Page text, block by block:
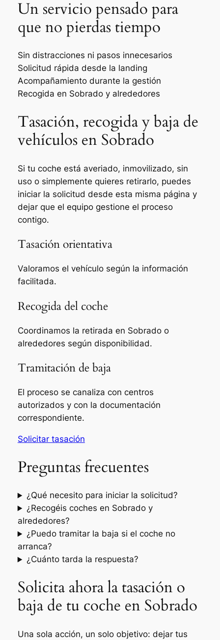
Un servicio pensado para
que no pierdas tiempo
Sin distracciones ni pasos innecesarios
Solicitud rápida desde la landing
Acompañamiento durante la gestión
Recogida en Sobrado y alrededores
Tasación, recogida y baja de
vehículos en Sobrado
Si tu coche está averiado, inmovilizado, sin
uso o simplemente quieres retirarlo, puedes
iniciar la solicitud desde esta misma página y
dejar que el equipo gestione el proceso
contigo.
Tasación orientativa
Valoramos el vehículo según la información
facilitada.
Recogida del coche
Coordinamos la retirada en Sobrado o
alrededores según disponibilidad.
Tramitación de baja
El proceso se canaliza con centros
autorizados y con la documentación
correspondiente.
Solicitar tasación
Preguntas frecuentes
¿Qué necesito para iniciar la solicitud?
¿Recogéis coches en Sobrado y
alrededores?
¿Puedo tramitar la baja si el coche no
arranca?
¿Cuánto tarda la respuesta?
Solicita ahora la tasación o
baja de tu coche en Sobrado
Una sola acción, un solo objetivo: dejar tus